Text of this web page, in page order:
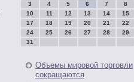
3
4 5 6 7 8
10
11 12 13 14 15
17
18 19 20 21 22
24
25 26 27 28 29
31
Объемы мировой торговли
сокращаются